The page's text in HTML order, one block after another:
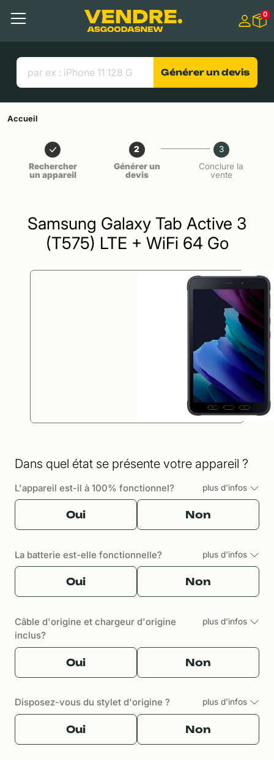
Contenu principal
Menu
Liens utiles
0
Générer un devis
Accueil
Rechercher
un appareil
2
Générer un
devis
3
Conclure la
vente
Samsung Galaxy Tab Active 3
(T575) LTE + WiFi 64 Go
Dans quel état se présente votre appareil ?
L'appareil est-il à 100% fonctionnel? plus d'infos
Oui Non
La batterie est-elle fonctionnelle? plus d'infos
Oui Non
Câble d'origine et chargeur d'origine
inclus?
plus d'infos
Oui Non
Disposez-vous du stylet d'origine ? plus d'infos
Oui Non